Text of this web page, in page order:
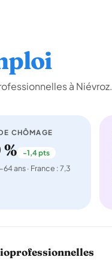
à Niévroz.
CHÔMAGE
-1,4 pts
ans · France : 7,3